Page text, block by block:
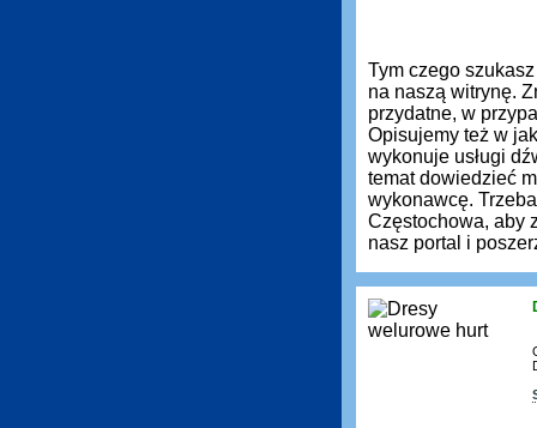
Tym czego
na naszą witrynę.
przydatne, w
Opisujemy też w
wykonuje usługi
temat dowiedzieć
wykonawcę.
Częstochowa, aby
nasz portal i